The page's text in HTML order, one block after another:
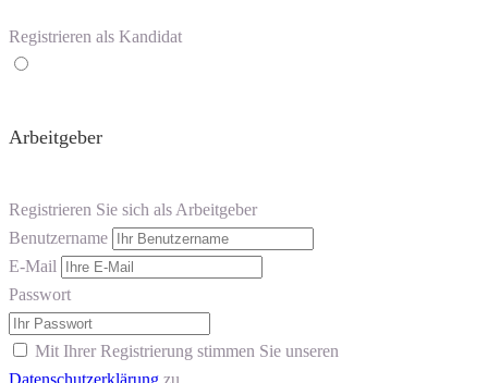
Registrieren als Kandidat
Arbeitgeber
Registrieren Sie sich als Arbeitgeber
Benutzername
E-Mail
Passwort
Mit Ihrer Registrierung stimmen Sie unseren
Datenschutzerklärung zu.